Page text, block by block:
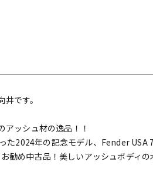
機器
です。
ッシュ材の逸品！！
た2024年の記念モデル、Fender
め中古品！美しいアッシュボディ